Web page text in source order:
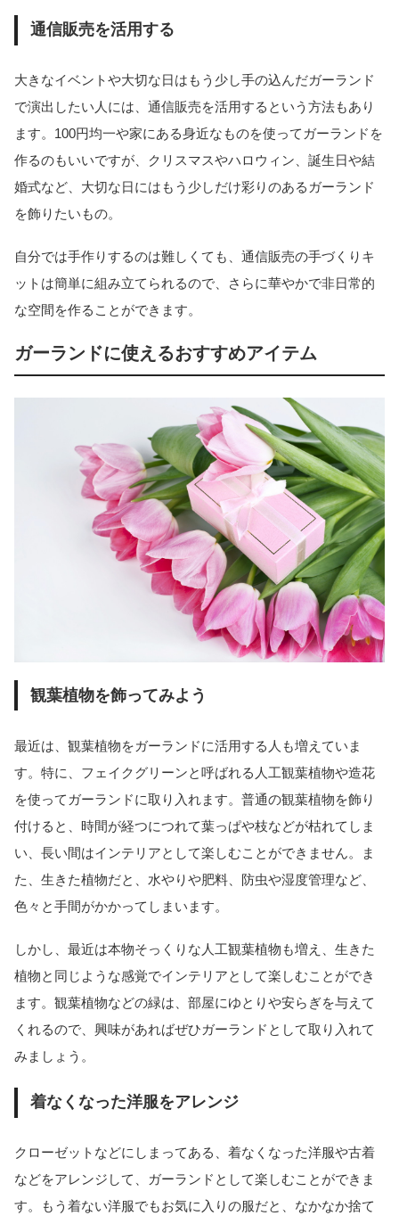
通信販売を活用する
大きなイベントや大切な日はもう少し手の込んだガーランド
で演出したい人には、通信販売を活用するという方法もあり
ます。100円均一や家にある身近なものを使ってガーランドを
作るのもいいですが、クリスマスやハロウィン、誕生日や結
婚式など、大切な日にはもう少しだけ彩りのあるガーランド
を飾りたいもの。
自分では手作りするのは難しくても、通信販売の手づくりキ
ットは簡単に組み立てられるので、さらに華やかで非日常的
な空間を作ることができます。
ガーランドに使えるおすすめアイテム
観葉植物を飾ってみよう
最近は、観葉植物をガーランドに活用する人も増えていま
す。特に、フェイクグリーンと呼ばれる人工観葉植物や造花
を使ってガーランドに取り入れます。普通の観葉植物を飾り
付けると、時間が経つにつれて葉っぱや枝などが枯れてしま
い、長い間はインテリアとして楽しむことができません。ま
た、生きた植物だと、水やりや肥料、防虫や湿度管理など、
色々と手間がかかってしまいます。
しかし、最近は本物そっくりな人工観葉植物も増え、生きた
植物と同じような感覚でインテリアとして楽しむことができ
ます。観葉植物などの緑は、部屋にゆとりや安らぎを与えて
くれるので、興味があればぜひガーランドとして取り入れて
みましょう。
着なくなった洋服をアレンジ
クローゼットなどにしまってある、着なくなった洋服や古着
などをアレンジして、ガーランドとして楽しむことができま
す。もう着ない洋服でもお気に入りの服だと、なかなか捨て